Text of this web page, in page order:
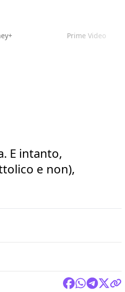
Prime Video
E intanto,
e non),